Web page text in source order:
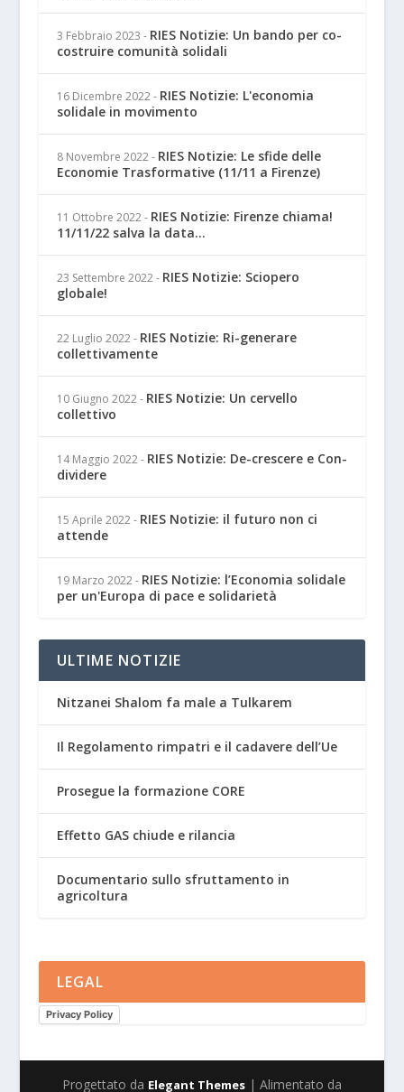
3 Febbraio 2023 - RIES Notizie: Un bando per co-
costruire comunità solidali
16 Dicembre 2022 - RIES Notizie: L'economia
solidale in movimento
8 Novembre 2022 - RIES Notizie: Le sfide delle
Economie Trasformative (11/11 a Firenze)
11 Ottobre 2022 - RIES Notizie: Firenze chiama!
11/11/22 salva la data...
23 Settembre 2022 - RIES Notizie: Sciopero
globale!
22 Luglio 2022 - RIES Notizie: Ri-generare
collettivamente
10 Giugno 2022 - RIES Notizie: Un cervello
collettivo
14 Maggio 2022 - RIES Notizie: De-crescere e Con-
dividere
15 Aprile 2022 - RIES Notizie: il futuro non ci
attende
19 Marzo 2022 - RIES Notizie: l’Economia solidale
per un'Europa di pace e solidarietà
ULTIME NOTIZIE
Nitzanei Shalom fa male a Tulkarem
Il Regolamento rimpatri e il cadavere dell’Ue
Prosegue la formazione CORE
Effetto GAS chiude e rilancia
Documentario sullo sfruttamento in
agricoltura
LEGAL
Privacy Policy
Progettato da Elegant Themes| Alimentato da